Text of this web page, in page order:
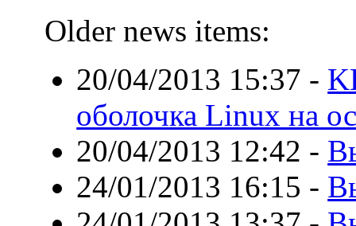
Older news items:
20/04/2013 15:37 -
оболочка Linux на
20/04/2013 12:42 -
24/01/2013 16:15 -